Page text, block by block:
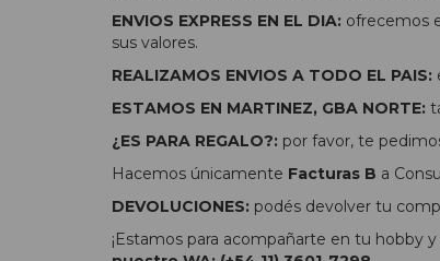
ENVIOS EXPRESS EN EL DIA: ofrecemos
sus valores.
REALIZAMOS ENVIOS A TODO EL PAIS:
ESTAMOS EN MARTINEZ, GBA NORTE:
¿ES PARA REGALO?: por favor, te
Hacemos únicamente Facturas B a
DEVOLUCIONES: podés devolver tu
¡Estamos para acompañarte en tu hobby